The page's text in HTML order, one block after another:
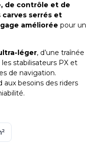
de contrôle et de
carves serrés et
améliorée pour un
léger, d’une traînée
stabilisateurs PX et
de navigation.
aux besoins des riders